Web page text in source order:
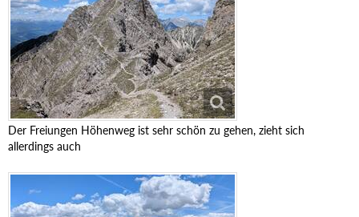
Der Freiungen Höhenweg ist sehr schön zu gehen, zieht sich
allerdings auch